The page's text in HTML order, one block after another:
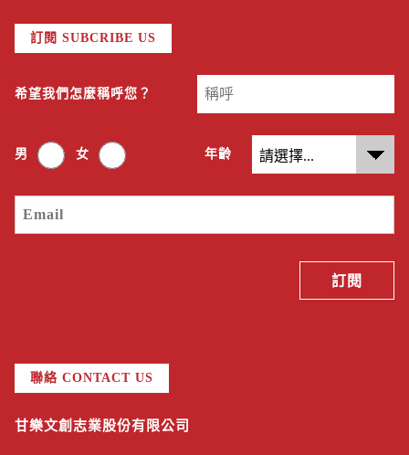
訂閱 SUBCRIBE US
希望我們怎麼稱呼您？
男 女 年齡
聯絡 CONTACT US
甘樂文創志業股份有限公司